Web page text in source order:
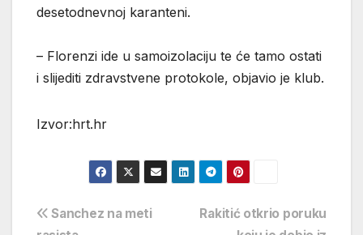
desetodnevnoj karanteni.
– Florenzi ide u samoizolaciju te će tamo ostati
i slijediti zdravstvene protokole, objavio je klub.
Izvor:hrt.hr
Navigacija
Rakitić otkrio poruku
Sanchez na meti